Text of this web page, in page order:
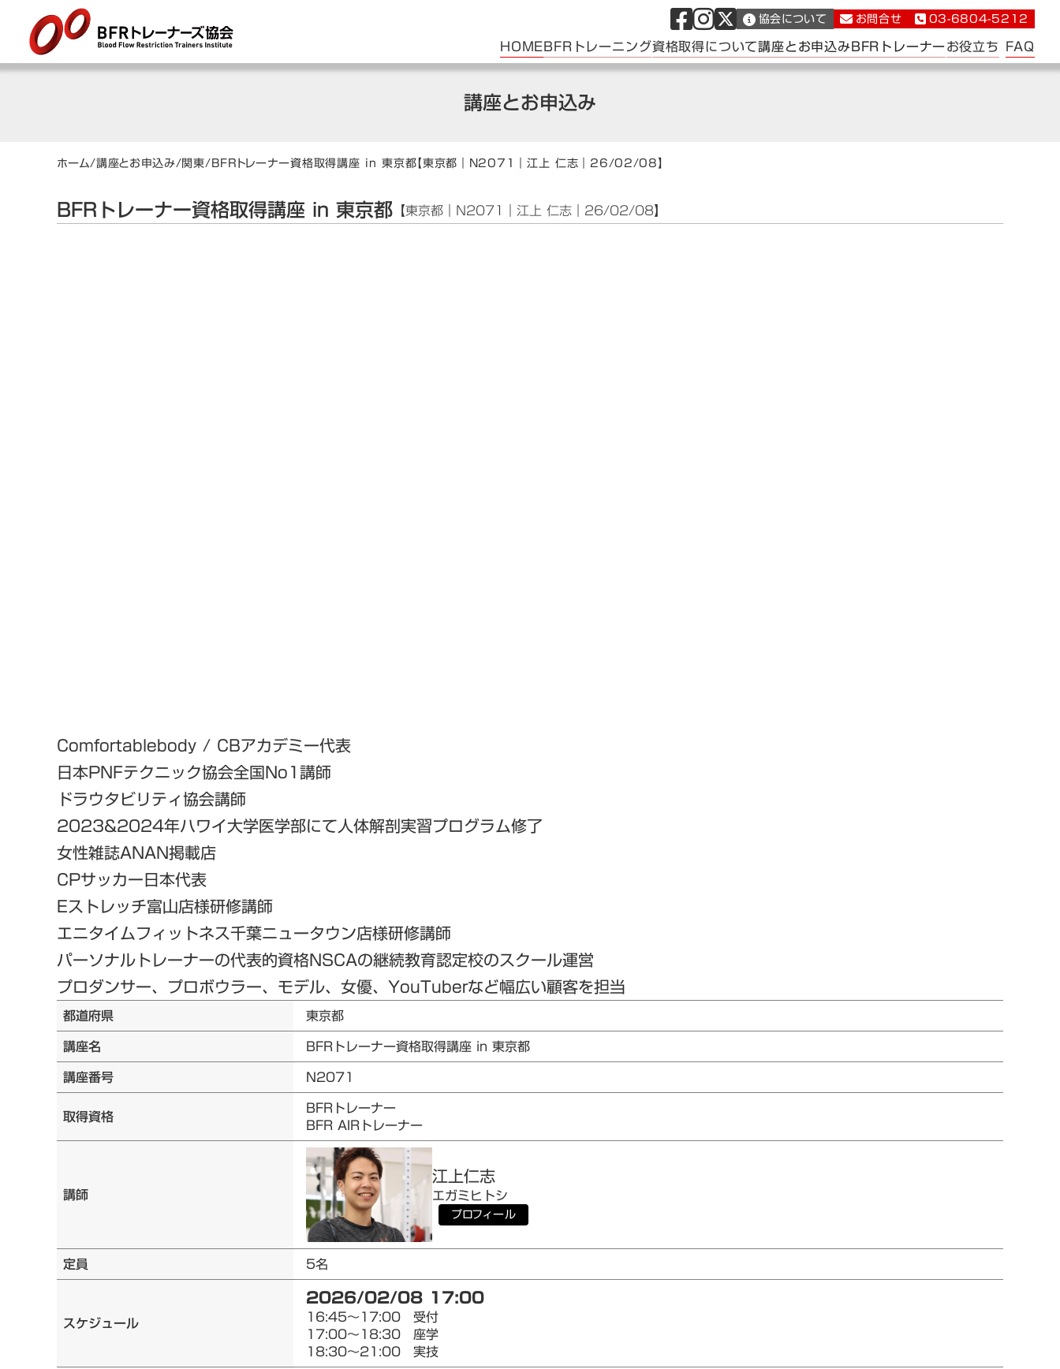
講座とお申込み
ホーム/講座とお申込み/関東/BFRトレーナー資格取得講座 in 東京都【東京都｜N2071｜江上 仁志｜26/02/08】
BFRトレーナー資格取得講座 in 東京都 【東京都｜N2071｜江上 仁志｜26/02/08】
Comfortablebody / CBアカデミー代表
日本PNFテクニック協会全国No1講師
ドラウタビリティ協会講師
2023&2024年ハワイ大学医学部にて人体解剖実習プログラム修了
女性雑誌ANAN掲載店
CPサッカー日本代表
Eストレッチ富山店様研修講師
エニタイムフィットネス千葉ニュータウン店様研修講師
パーソナルトレーナーの代表的資格NSCAの継続教育認定校のスクール運営
プロダンサー、プロボウラー、モデル、女優、YouTuberなど幅広い顧客を担当
都道府県
東京都
講座名
BFRトレーナー資格取得講座 in 東京都
講座番号
N2071
取得資格
BFRトレーナー
BFR AIRトレーナー
講師
江上仁志
エガミヒトシ
プロフィール
定員 5名
スケジュール
2026/02/08 17:00
16:45～17:00 受付
17:00～18:30 座学
18:30～21:00 実技
協会について お問合せ 03-6804-5212
HOMEBFRトレーニング資格取得について講座とお申込みBFRトレーナーお役立ち FAQ